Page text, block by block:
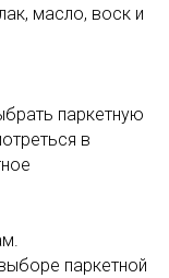
масло, воск и
паркетную
в
паркетной